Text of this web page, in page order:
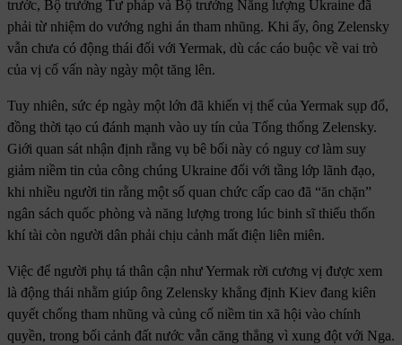
trước, Bộ trưởng Tư pháp và Bộ trưởng Năng lượng Ukraine đã
phải từ nhiệm do vướng nghi án tham nhũng. Khi ấy, ông Zelensky
vẫn chưa có động thái đối với Yermak, dù các cáo buộc về vai trò
của vị cố vấn này ngày một tăng lên.
Tuy nhiên, sức ép ngày một lớn đã khiến vị thế của Yermak sụp đổ,
đồng thời tạo cú đánh mạnh vào uy tín của Tổng thống Zelensky.
Giới quan sát nhận định rằng vụ bê bối này có nguy cơ làm suy
giảm niềm tin của công chúng Ukraine đối với tầng lớp lãnh đạo,
khi nhiều người tin rằng một số quan chức cấp cao đã “ăn chặn”
ngân sách quốc phòng và năng lượng trong lúc binh sĩ thiếu thốn
khí tài còn người dân phải chịu cảnh mất điện liên miên.
Việc để người phụ tá thân cận như Yermak rời cương vị được xem
là động thái nhằm giúp ông Zelensky khẳng định Kiev đang kiên
quyết chống tham nhũng và củng cố niềm tin xã hội vào chính
quyền, trong bối cảnh đất nước vẫn căng thẳng vì xung đột với Nga.